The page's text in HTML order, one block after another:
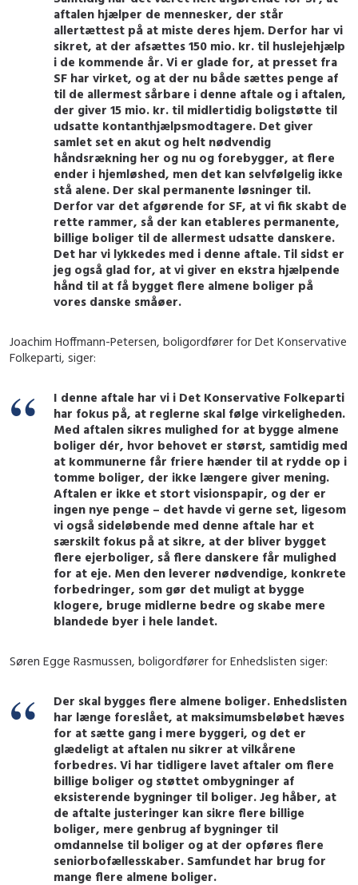
aftalen hjælper de mennesker, der står
allertættest på at miste deres hjem. Derfor har vi
sikret, at der afsættes 150 mio. kr. til huslejehjælp
i de kommende år. Vi er glade for, at presset fra
SF har virket, og at der nu både sættes penge af
til de allermest sårbare i denne aftale og i aftalen,
der giver 15 mio. kr. til midlertidig boligstøtte til
udsatte kontanthjælpsmodtagere. Det giver
samlet set en akut og helt nødvendig
håndsrækning her og nu og forebygger, at flere
ender i hjemløshed, men det kan selvfølgelig ikke
stå alene. Der skal permanente løsninger til.
Derfor var det afgørende for SF, at vi fik skabt de
rette rammer, så der kan etableres permanente,
billige boliger til de allermest udsatte danskere.
Det har vi lykkedes med i denne aftale. Til sidst er
jeg også glad for, at vi giver en ekstra hjælpende
hånd til at få bygget flere almene boliger på
vores danske småøer.
Joachim Hoffmann-Petersen, boligordfører for Det Konservative
Folkeparti, siger:
I denne aftale har vi i Det Konservative Folkeparti
har fokus på, at reglerne skal følge virkeligheden.
Med aftalen sikres mulighed for at bygge almene
boliger dér, hvor behovet er størst, samtidig med
at kommunerne får friere hænder til at rydde op i
tomme boliger, der ikke længere giver mening.
Aftalen er ikke et stort visionspapir, og der er
ingen nye penge – det havde vi gerne set, ligesom
vi også sideløbende med denne aftale har et
særskilt fokus på at sikre, at der bliver bygget
flere ejerboliger, så flere danskere får mulighed
for at eje. Men den leverer nødvendige, konkrete
forbedringer, som gør det muligt at bygge
klogere, bruge midlerne bedre og skabe mere
blandede byer i hele landet.
Søren Egge Rasmussen, boligordfører for Enhedslisten siger:
Der skal bygges flere almene boliger. Enhedslisten
har længe foreslået, at maksimumsbeløbet hæves
for at sætte gang i mere byggeri, og det er
glædeligt at aftalen nu sikrer at vilkårene
forbedres. Vi har tidligere lavet aftaler om flere
billige boliger og støttet ombygninger af
eksisterende bygninger til boliger. Jeg håber, at
de aftalte justeringer kan sikre flere billige
boliger, mere genbrug af bygninger til
omdannelse til boliger og at der opføres flere
seniorbofællesskaber. Samfundet har brug for
mange flere almene boliger.